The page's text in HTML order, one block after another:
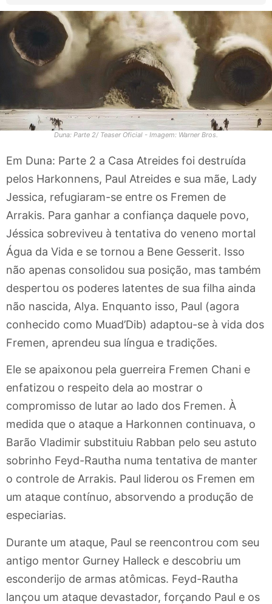
Duna: Parte 2/ Teaser Oficial - Imagem: Warner Bros.
Em Duna: Parte 2 a Casa Atreides foi destruída
pelos Harkonnens, Paul Atreides e sua mãe, Lady
Jessica, refugiaram-se entre os Fremen de
Arrakis. Para ganhar a confiança daquele povo,
Jéssica sobreviveu à tentativa do veneno mortal
Água da Vida e se tornou a Bene Gesserit. Isso
não apenas consolidou sua posição, mas também
despertou os poderes latentes de sua filha ainda
não nascida, Alya. Enquanto isso, Paul (agora
conhecido como Muad’Dib) adaptou-se à vida dos
Fremen, aprendeu sua língua e tradições.
Ele se apaixonou pela guerreira Fremen Chani e
enfatizou o respeito dela ao mostrar o
compromisso de lutar ao lado dos Fremen. À
medida que o ataque a Harkonnen continuava, o
Barão Vladimir substituiu Rabban pelo seu astuto
sobrinho Feyd-Rautha numa tentativa de manter
o controle de Arrakis. Paul liderou os Fremen em
um ataque contínuo, absorvendo a produção de
especiarias.
Durante um ataque, Paul se reencontrou com seu
antigo mentor Gurney Halleck e descobriu um
esconderijo de armas atômicas. Feyd-Rautha
lançou um ataque devastador, forçando Paul e os